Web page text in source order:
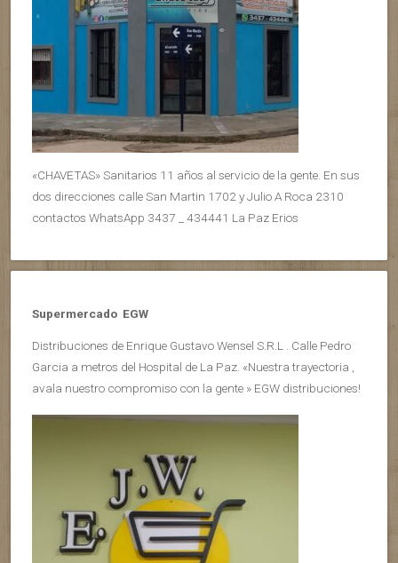
«CHAVETAS» Sanitarios 11 años al servicio de la gente. En sus
dos direcciones calle San Martin 1702 y Julio A Roca 2310
contactos WhatsApp 3437 _ 434441 La Paz Erios
Supermercado EGW
Distribuciones de Enrique Gustavo Wensel S.R.L . Calle Pedro
Garcia a metros del Hospital de La Paz. «Nuestra trayectoria ,
avala nuestro compromiso con la gente » EGW distribuciones!